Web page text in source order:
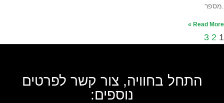
.מספר
Read More »
1
2
3
התחל בחוויה, צור קשר לפרטים
נוספים: